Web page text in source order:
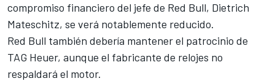
compromiso financiero del jefe de Red Bull, Dietrich
Mateschitz, se verá notablemente reducido.
Red Bull también debería mantener el patrocinio de
TAG Heuer, aunque el fabricante de relojes no
respaldará el motor.